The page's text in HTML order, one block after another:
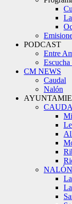
PODCAST
Entre
CM NEWS
Caudal
Nalón
NALÓN